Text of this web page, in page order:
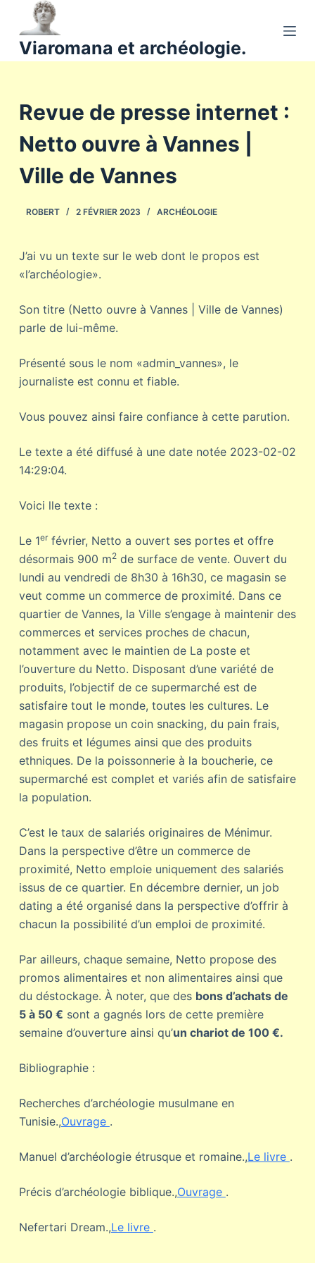
a
n
u
Viaromana et archéologie.
Revue de presse internet :
Netto ouvre à Vannes |
Ville de Vannes
ROBERT 2 FÉVRIER 2023 ARCHÉOLOGIE
J’ai vu un texte sur le web dont le propos est
«l’archéologie».
Son titre (Netto ouvre à Vannes | Ville de Vannes)
parle de lui-même.
Présenté sous le nom «admin_vannes», le
journaliste est connu et fiable.
Vous pouvez ainsi faire confiance à cette parution.
Le texte a été diffusé à une date notée 2023-02-02
14:29:04.
Voici lle texte :
Le 1erfévrier, Netto a ouvert ses portes et offre
désormais 900 m2de surface de vente. Ouvert du
lundi au vendredi de 8h30 à 16h30, ce magasin se
veut comme un commerce de proximité. Dans ce
quartier de Vannes, la Ville s’engage à maintenir des
commerces et services proches de chacun,
notamment avec le maintien de La poste et
l’ouverture du Netto. Disposant d’une variété de
produits, l’objectif de ce supermarché est de
satisfaire tout le monde, toutes les cultures. Le
magasin propose un coin snacking, du pain frais,
des fruits et légumes ainsi que des produits
ethniques. De la poissonnerie à la boucherie, ce
supermarché est complet et variés afin de satisfaire
la population.
C’est le taux de salariés originaires de Ménimur.
Dans la perspective d’être un commerce de
proximité, Netto emploie uniquement des salariés
issus de ce quartier. En décembre dernier, un job
dating a été organisé dans la perspective d’offrir à
chacun la possibilité d’un emploi de proximité.
Par ailleurs, chaque semaine, Netto propose des
promos alimentaires et non alimentaires ainsi que
du déstockage. À noter, que des bons d’achats de
5 à 50 € sont a gagnés lors de cette première
semaine d’ouverture ainsi qu’un chariot de 100 €.
Bibliographie :
Recherches d’archéologie musulmane en
Tunisie.,Ouvrage .
Manuel d’archéologie étrusque et romaine.,Le livre .
Précis d’archéologie biblique.,Ouvrage .
Nefertari Dream.,Le livre .